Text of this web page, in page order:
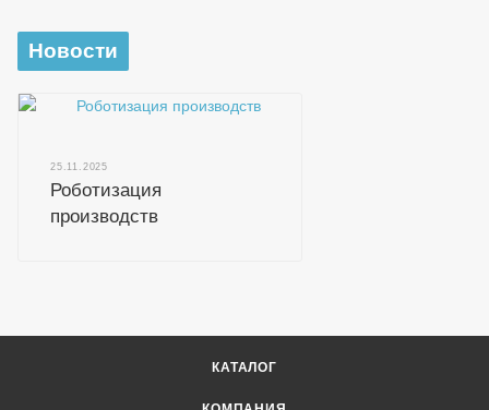
Новости
25.11.2025
Роботизация
производств
КАТАЛОГ